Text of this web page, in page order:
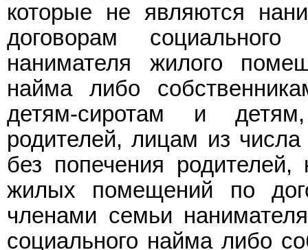
которые не являются
договорам
нанимателя жилого
найма либо
детям-сиротам и
родителей, лицам из
без попечения
жилых помещений по
членами семьи
социального найма либо